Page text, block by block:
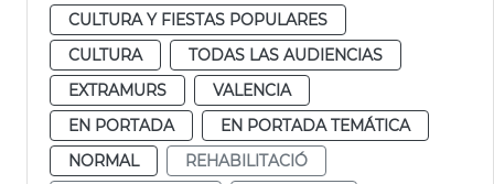
CULTURA Y FIESTAS POPULARES
CULTURA
TODAS LAS AUDIENCIAS
EXTRAMURS
VALENCIA
EN PORTADA
EN PORTADA TEMÁTICA
NORMAL
REHABILITACIÓ